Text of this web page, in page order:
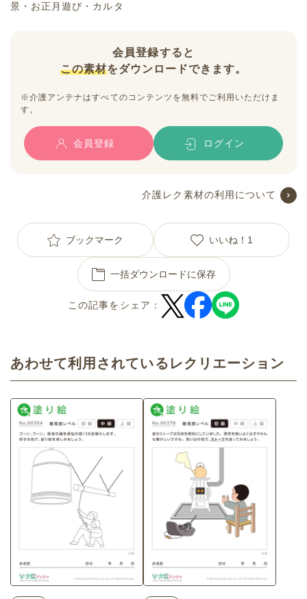
景・お正月遊び・カルタ
会員登録すると
この素材をダウンロードできます。
※介護アンテナはすべてのコンテンツを無料でご利用いただけま
す。
会員登録 ログイン
介護レク素材の利用について
ブックマーク いいね！ 1
一括ダウンロードに保存
この記事をシェア：
あわせて利用されているレクリエーション